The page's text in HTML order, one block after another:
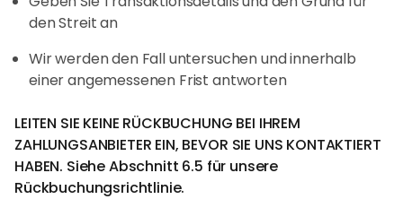
den Streit an
Wir werden den Fall untersuchen und innerhalb
einer angemessenen Frist antworten
LEITEN SIE KEINE RÜCKBUCHUNG BEI IHREM
ZAHLUNGSANBIETER EIN, BEVOR SIE UNS KONTAKTIERT
HABEN. Siehe Abschnitt 6.5 für unsere
Rückbuchungsrichtlinie.